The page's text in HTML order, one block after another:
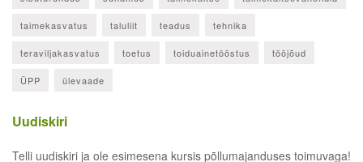
taimekasvatus taluliit teadus tehnika
teraviljakasvatus toetus toiduainetööstus tööjõud
ÜPP ülevaade
Uudiskiri
Telli uudiskiri ja ole esimesena kursis põllumajanduses toimuvaga!